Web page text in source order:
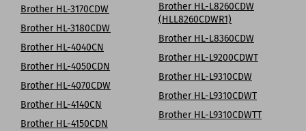
Brother HL-3170CDW
Brother HL-3180CDW
Brother HL-4040CN
Brother HL-4050CDN
Brother HL-4070CDW
Brother HL-4140CN
Brother HL-4150CDN
Brother HL-L8260CDW
(HLL8260CDWR1)
Brother HL-L8360CDW
Brother HL-L9200CDWT
Brother HL-L9310CDW
Brother HL-L9310CDWT
Brother HL-L9310CDWTT